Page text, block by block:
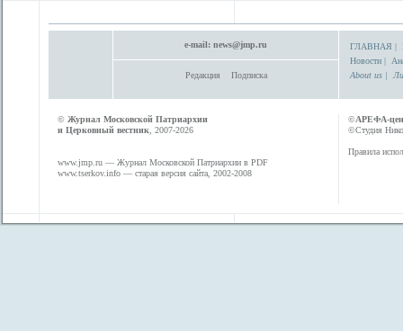
e-mail: news@jmp.ru
Редакция Подписка
ГЛАВНАЯ |
Новости |
About us |
© Журнал Московской Патриархии
и Церковный вестник , 2007-2026
www.jmp.ru — Журнал Московской Патриархии в PDF
www.tserkov.info — старая версия сайта, 2002-2008
©АРЕФА-
©Студия
Правила